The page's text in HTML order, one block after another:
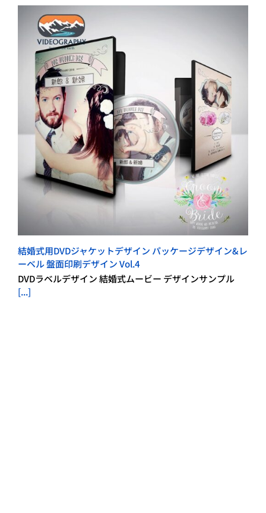
結婚式用DVDジャケットデザイン パッケージデザイン&レ
ーベル 盤面印刷デザイン Vol.4
DVDラベルデザイン 結婚式ムービー デザインサンプル
[...]